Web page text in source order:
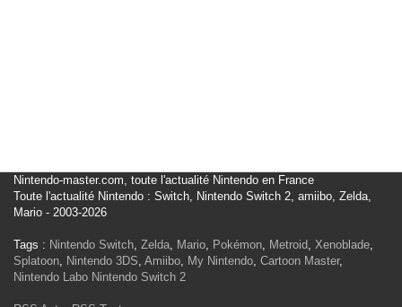
Nintendo-master.com, toute l'actualité Nintendo en France
Toute l'actualité Nintendo : Switch, Nintendo Switch 2, amiibo, Zelda,
Mario - 2003-2026
Tags : Nintendo Switch, Zelda, Mario, Pokémon, Metroid, Xenoblade,
Splatoon, Nintendo 3DS, Amiibo, My Nintendo, Cartoon Master,
Nintendo Labo Nintendo Switch 2